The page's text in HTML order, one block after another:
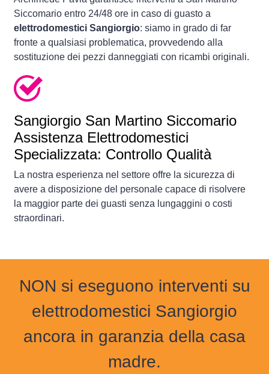
Siccomario entro 24/48 ore in caso di guasto a
elettrodomestici Sangiorgio: siamo in grado di far
fronte a qualsiasi problematica, provvedendo alla
sostituzione dei pezzi danneggiati con ricambi originali.
Sangiorgio San Martino Siccomario
Assistenza Elettrodomestici
Specializzata: Controllo Qualità
La nostra esperienza nel settore offre la sicurezza di
avere a disposizione del personale capace di risolvere
la maggior parte dei guasti senza lungaggini o costi
straordinari.
NON si eseguono interventi su
elettrodomestici Sangiorgio
ancora in garanzia della casa
madre.